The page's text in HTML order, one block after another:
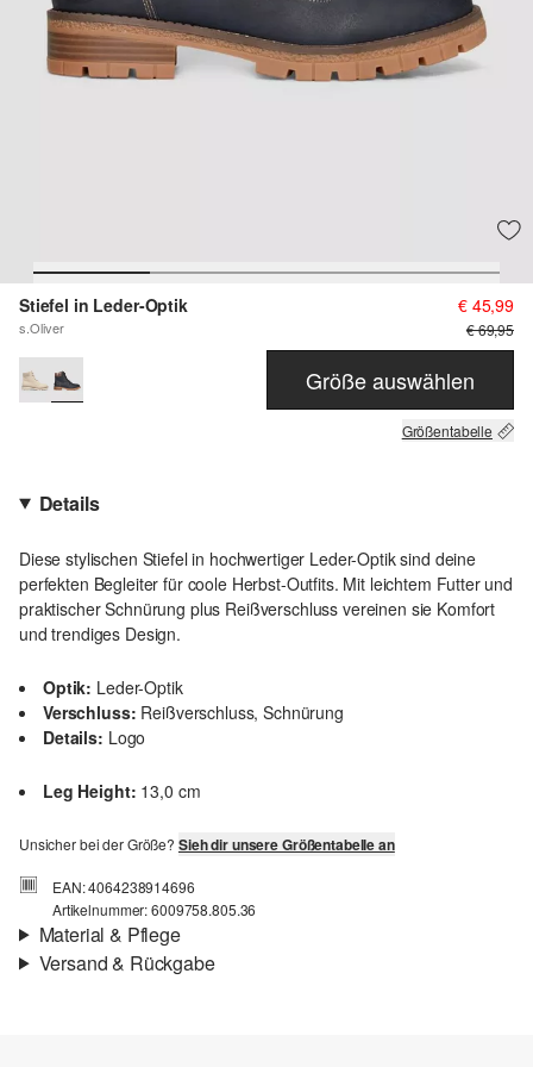
Stiefel in Leder-Optik
s.Oliver
€ 45,99
€ 69,95
Größe auswählen
Größentabelle
Details
Diese stylischen Stiefel in hochwertiger Leder-Optik sind deine
perfekten Begleiter für coole Herbst-Outfits. Mit leichtem Futter und
praktischer Schnürung plus Reißverschluss vereinen sie Komfort
und trendiges Design.
Optik: Leder-Optik
Verschluss: Reißverschluss, Schnürung
Details: Logo
Leg Height: 13,0 cm
Unsicher bei der Größe? Sieh dir unsere Größentabelle an
EAN: 4064238914696
Artikelnummer: 6009758.805.36
Material & Pflege
Versand & Rückgabe